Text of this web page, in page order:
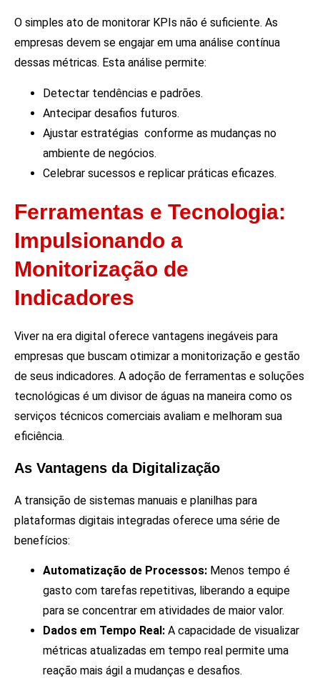
O simples ato de monitorar KPIs não é suficiente. As
empresas devem se engajar em uma análise contínua
dessas métricas. Esta análise permite:
Detectar tendências e padrões.
Antecipar desafios futuros.
Ajustar estratégias conforme as mudanças no
ambiente de negócios.
Celebrar sucessos e replicar práticas eficazes.
Ferramentas e Tecnologia:
Impulsionando a
Monitorização de
Indicadores
Viver na era digital oferece vantagens inegáveis para
empresas que buscam otimizar a monitorização e gestão
de seus indicadores. A adoção de ferramentas e soluções
tecnológicas é um divisor de águas na maneira como os
serviços técnicos comerciais avaliam e melhoram sua
eficiência.
As Vantagens da Digitalização
A transição de sistemas manuais e planilhas para
plataformas digitais integradas oferece uma série de
benefícios:
Automatização de Processos: Menos tempo é
gasto com tarefas repetitivas, liberando a equipe
para se concentrar em atividades de maior valor.
Dados em Tempo Real: A capacidade de visualizar
métricas atualizadas em tempo real permite uma
reação mais ágil a mudanças e desafios.